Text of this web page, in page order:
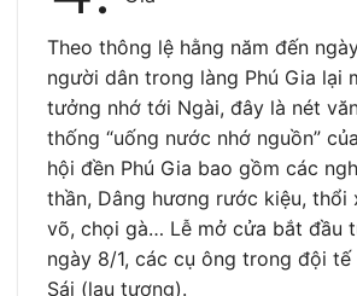
Theo thông lệ hằng năm đến
người dân trong làng Phú Gia lại
tưởng nhớ tới Ngài, đây là nét
thống “uống nước nhớ nguồn”
hội đền Phú Gia bao gồm các
thần, Dâng hương rước kiệu, thổi
võ, chọi gà… Lễ mở cửa bắt đầu
ngày 8/1, các cụ ông trong đội tế
Sái (lau tượng).